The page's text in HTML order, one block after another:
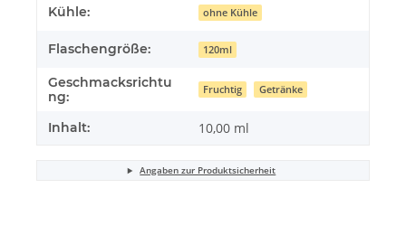
Kühle: ohne Kühle
Flaschengröße: 120ml
Geschmacksrichtu
ng:
Fruchtig Getränke
Inhalt: 10,00 ml
Angaben zur Produktsicherheit